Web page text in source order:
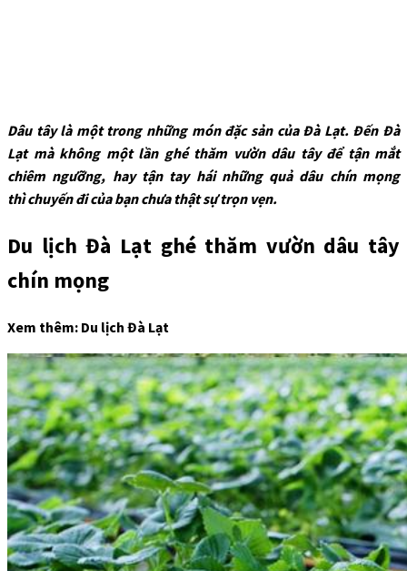
Dâu tây là một trong những món đặc sản của Đà Lạt. Đến Đà
Lạt mà không một lần ghé thăm vườn dâu tây để tận mắt
chiêm ngưỡng, hay tận tay hái những quả dâu chín mọng
thì chuyến đi của bạn chưa thật sự trọn vẹn.
Du lịch Đà Lạt ghé thăm vườn dâu tây
chín mọng
Xem thêm: Du lịch Đà Lạt